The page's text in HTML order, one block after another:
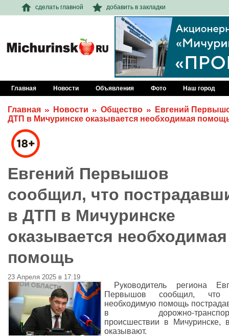
сделать главной добавить в закладки
Главная Новости Объявления Фото Наш город
Главная Новости Общество
Евгений
ДТП в Мичуринске оказывается необходимая
Евгений Первышов
сообщил, что
в ДТП в Мичуринске
оказывается необходимая
помощь
23 Апреля 2025 в 17:19
Руководитель региона
Первышов сообщил, что
необходимую помощь
в дорожно-
происшествии в Мичуринске,
оказывают.